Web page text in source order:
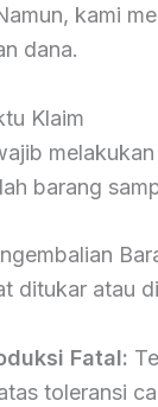
kami
dana.
Klaim
barang
ditukar atau
Fatal:
toleransi